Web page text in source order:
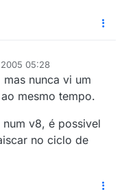
05:28
nunca vi um
mesmo tempo.
v8, é possivel
no ciclo de